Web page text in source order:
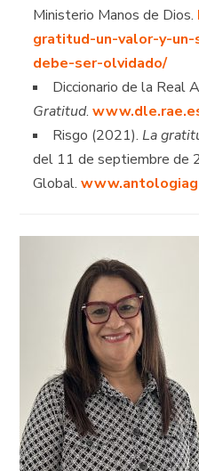
Ministerio Manos de Dios.
gratitud-un-valor-y-
debe-ser-olvidado/
Diccionario de la Real
Gratitud.
Risgo (2021).La
del 11 de septiembre de
Global.